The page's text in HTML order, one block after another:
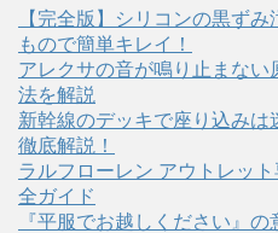
【完全版】シリコンの黒ず
もので簡単キレイ！
アレクサの音が鳴り止まな
法を解説
新幹線のデッキで座り込み
徹底解説！
ラルフローレン アウトレッ
全ガイド
『平服でお越しください』